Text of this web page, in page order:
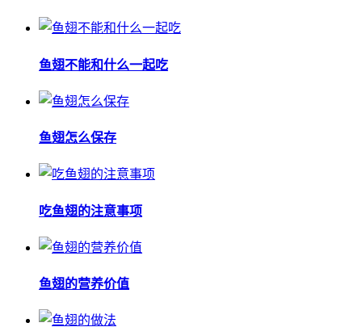
鱼翅不能和什么一起吃
鱼翅怎么保存
吃鱼翅的注意事项
鱼翅的营养价值